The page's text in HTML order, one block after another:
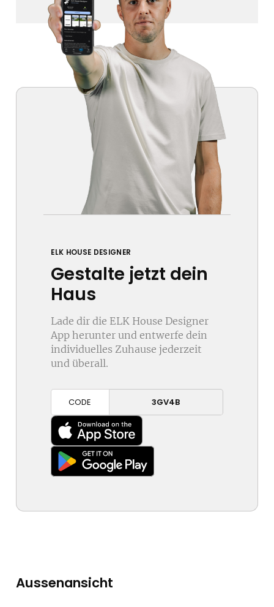
ELK HOUSE DESIGNER
Gestalte jetzt dein
Haus
Lade dir die ELK House Designer
App herunter und entwerfe dein
individuelles Zuhause jederzeit
und überall.
CODE 3GV4B
Aussenansicht